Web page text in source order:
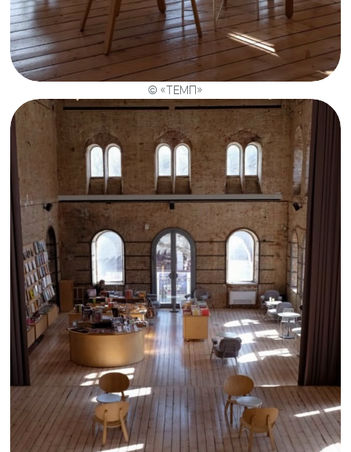
© «ТЕМП»
Один из самых комфортных вариантов в
Махачкале.
«ТЕМП» расположен в историческом
здании с высокими потолками, арочными
окнами и большим количеством
естественного света — его хватает почти
на весь день. Пространство занимает три
этажа, поэтому легко выбрать формат под
себя: уединиться в тихой зоне или
работать в окружении людей, если
хочется фонового шума.